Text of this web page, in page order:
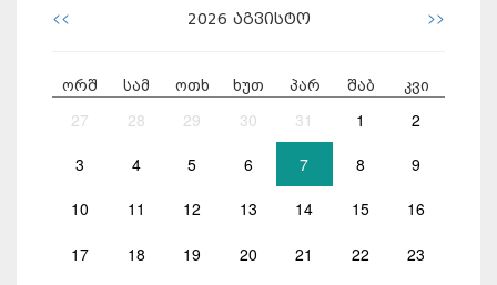
<< 2026 აგვისტო >>
ორშ სამ ოთხ ხუთ პარ შაბ კვი
27 28 29 30 31 1 2
3 4 5 6 7 8 9
10 11 12 13 14 15 16
17 18 19 20 21 22 23